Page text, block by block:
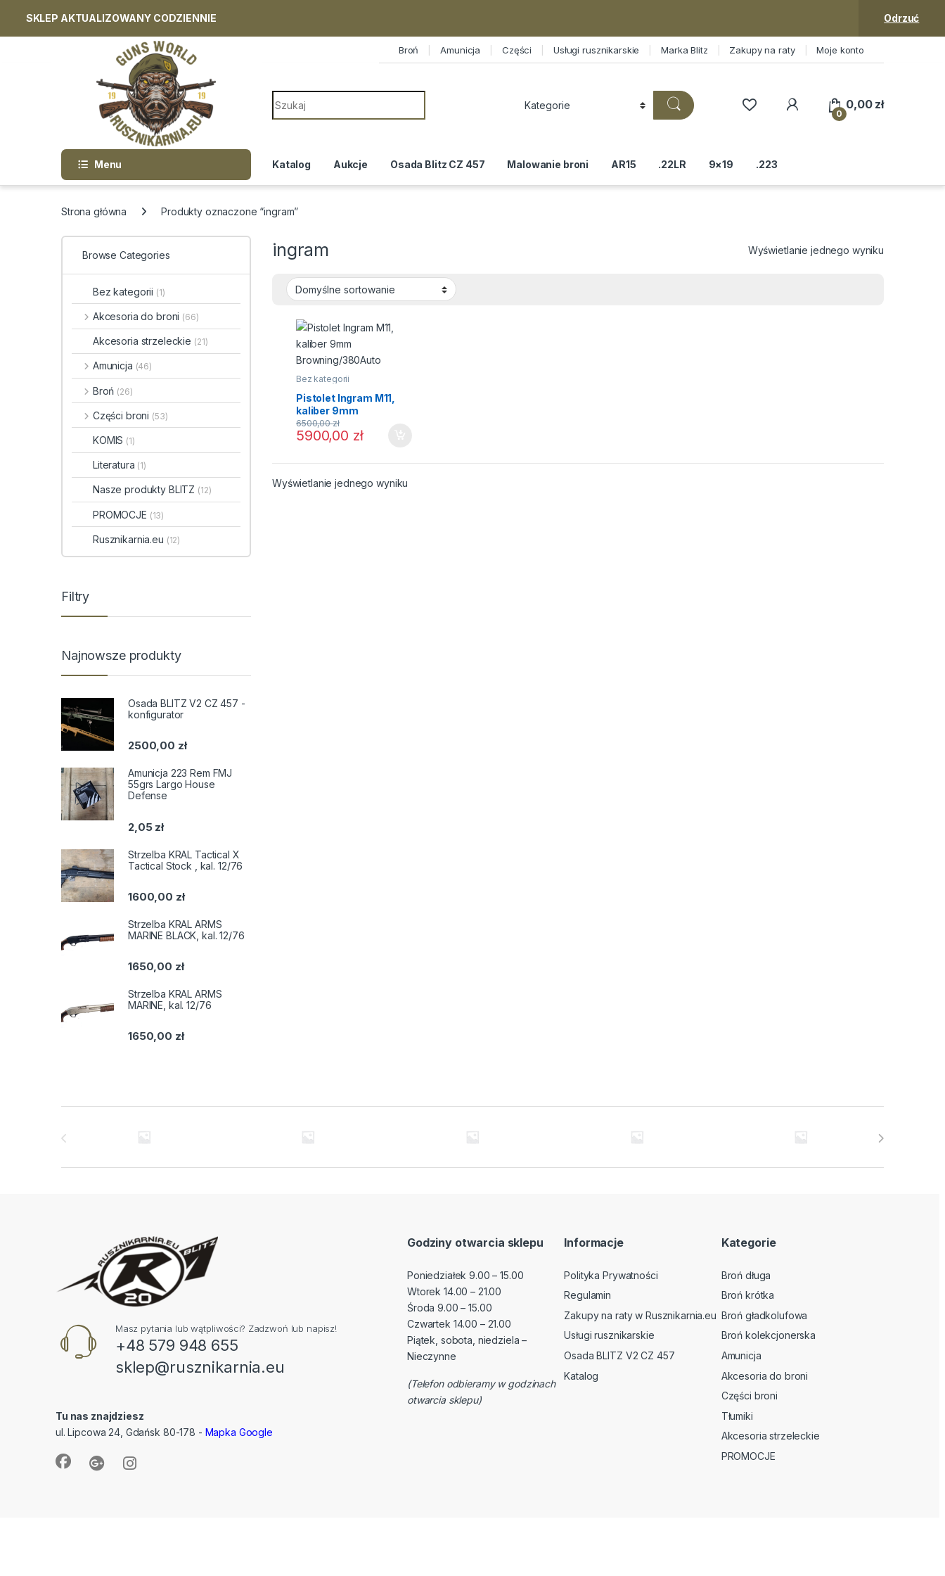
SKLEP AKTUALIZOWANY CODZIENNIE Odrzuć
Broń Amunicja Części Usługi rusznikarskie Marka Blitz Zakupy na raty Moje konto
Search for:
0
0,00 zł
Menu Katalog Aukcje Osada Blitz CZ 457 Malowanie broni AR15 .22LR 9×19 .223
Strona główna Produkty oznaczone “ingram”
ingram Wyświetlanie jednego wyniku
Bez kategorii
Pistolet Ingram M11,
kaliber 9mm
Browning/380Auto
5900,00 zł
6500,00zł
Wyświetlanie jednego wyniku
Browse Categories
Bez kategorii (1)
Akcesoria do broni (66)
Akcesoria strzeleckie (21)
Amunicja (46)
Broń (26)
Części broni (53)
KOMIS (1)
Literatura (1)
Nasze produkty BLITZ (12)
PROMOCJE (13)
Rusznikarnia.eu (12)
Filtry
Najnowsze produkty
Osada BLITZ V2 CZ 457 -
konfigurator
2500,00 zł
Amunicja 223 Rem FMJ
55grs Largo House
Defense
2,05 zł
Strzelba KRAL Tactical X
Tactical Stock , kal. 12/76
1600,00 zł
Strzelba KRAL ARMS
MARINE BLACK, kal. 12/76
1650,00 zł
Strzelba KRAL ARMS
MARINE, kal. 12/76
1650,00 zł
Masz pytania lub wątpliwości? Zadzwoń lub napisz!
+48 579 948 655
sklep@rusznikarnia.eu
Tu nas znajdziesz
ul. Lipcowa 24, Gdańsk 80-178 - Mapka Google
Godziny otwarcia sklepu
Poniedziałek 9.00 – 15.00
Wtorek 14.00 – 21.00
Środa 9.00 – 15.00
Czwartek 14.00 – 21.00
Piątek, sobota, niedziela –
Nieczynne
(Telefon odbieramy w godzinach
otwarcia sklepu)
Informacje
Polityka Prywatności
Regulamin
Zakupy na raty w Rusznikarnia.eu
Usługi rusznikarskie
Osada BLITZ V2 CZ 457
Katalog
Kategorie
Broń długa
Broń krótka
Broń gładkolufowa
Broń kolekcjonerska
Amunicja
Akcesoria do broni
Części broni
Tłumiki
Akcesoria strzeleckie
PROMOCJE